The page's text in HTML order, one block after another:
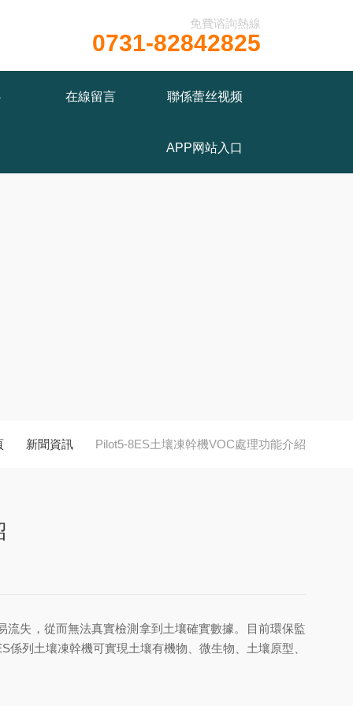
免費谘詢熱線
0731-82842825
在線留言 聯係蕾丝视频
APP网站入口
新聞資訊 Pilot5-8ES土壤凍幹機VOC處理功能介紹
失，從而無法真實檢測拿到土壤確實數據。目前環保監
列土壤凍幹機可實現土壤有機物、微生物、土壤原型、